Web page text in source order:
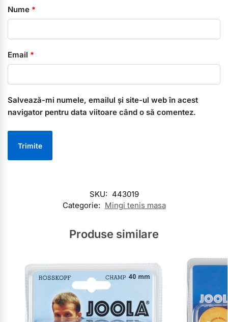
Nume *
Email *
Salvează-mi numele, emailul și site-ul web în acest
navigator pentru data viitoare când o să comentez.
SKU: 443019
Categorie: Mingi tenis masa
Produse similare